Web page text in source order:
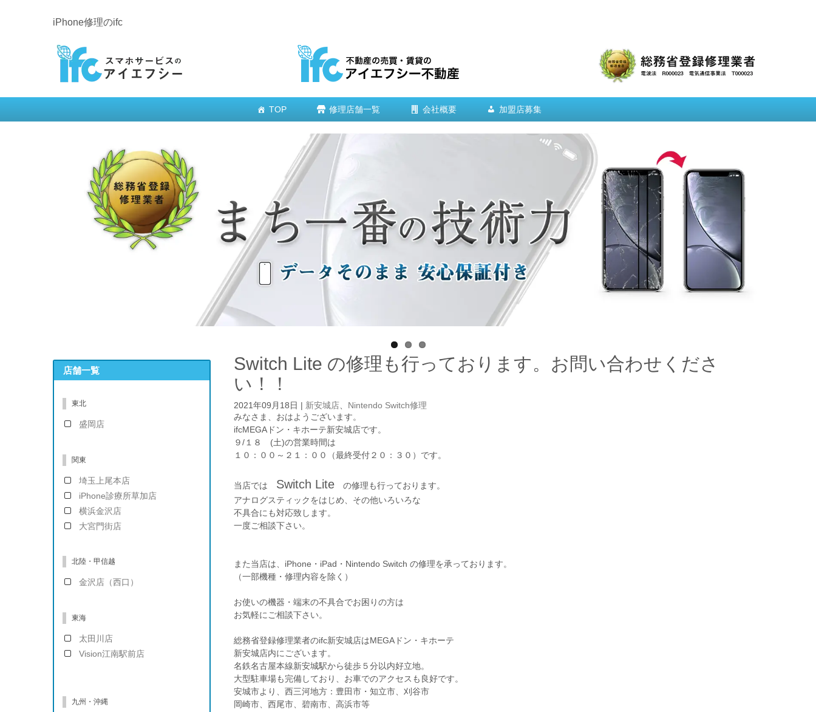
iPhone修理のifc
TOP 修理店舗一覧 会社概要 加盟店募集
Switch Lite の修理も行っております。お問い合わせくださ
い！！
2021年09月18日 新安城店、
Nintendo Switch修理
みなさま、おはようございます。
ifcMEGAドン・キホーテ新安城店です。
９/１８ (土)の営業時間は
１０：００～２１：００（最終受付２０：３０）です。
当店では Switch Liteの修理も行っております。
アナログスティックをはじめ、その他いろいろな
不具合にも対応致します。
一度ご相談下さい。
また当店は、iPhone・iPad・Nintendo Switch の修理を承っております。
（一部機種・修理内容を除く）
お使いの機器・端末の不具合でお困りの方は
お気軽にご相談下さい。
総務省登録修理業者のifc新安城店はMEGAドン・キホーテ
新安城店内にございます。
名鉄名古屋本線新安城駅から徒歩５分以内好立地。
大型駐車場も完備しており、お車でのアクセスも良好です。
安城市より、西三河地方：豊田市・知立市、刈谷市
岡崎市、西尾市、碧南市、高浜市等
店舗一覧
東北
盛岡店
関東
埼玉上尾本店
iPhone診療所草加店
横浜金沢店
大宮門街店
北陸・甲信越
金沢店（西口）
東海
太田川店
Vision江南駅前店
九州・沖縄